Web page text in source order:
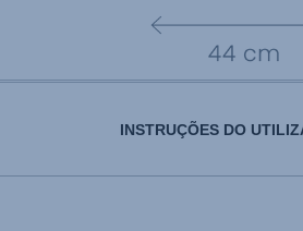
INSTRUÇÕES DO